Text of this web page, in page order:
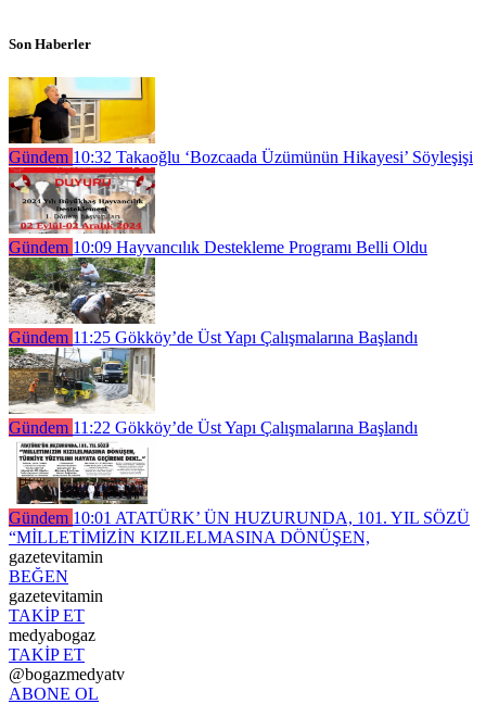
Son Haberler
Gündem 10:32 Takaoğlu ‘Bozcaada Üzümünün Hikayesi’ Söyleşişi
Gündem 10:09 Hayvancılık Destekleme Programı Belli Oldu
Gündem 11:25 Gökköy’de Üst Yapı Çalışmalarına Başlandı
Gündem 11:22 Gökköy’de Üst Yapı Çalışmalarına Başlandı
Gündem 10:01 ATATÜRK’ ÜN HUZURUNDA, 101. YIL SÖZÜ
“MİLLETİMİZİN KIZILELMASINA DÖNÜŞEN,
gazetevitamin
BEĞEN
gazetevitamin
TAKİP ET
medyabogaz
TAKİP ET
@bogazmedyatv
ABONE OL